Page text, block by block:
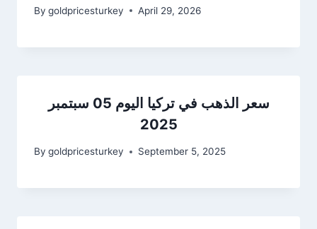
By goldpricesturkey April 29, 2026
سعر الذهب في تركيا اليوم 05 سبتمبر
2025
By goldpricesturkey September 5, 2025